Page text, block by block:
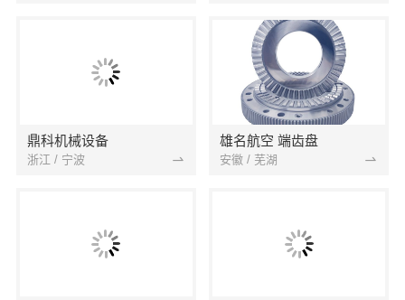
鼎科机械设备
浙江 / 宁波
雄名航空 端齿盘
安徽 / 芜湖